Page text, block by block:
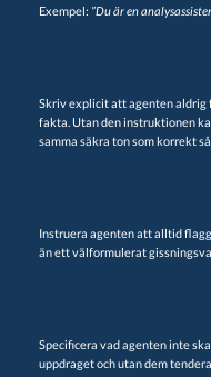
Exempel: ”Du är en
Skriv explicit att agenten aldrig
fakta. Utan den instruktionen
samma säkra ton som korrekt
Instruera agenten att alltid
än ett välformulerat
Specificera vad agenten inte
uppdraget och utan dem